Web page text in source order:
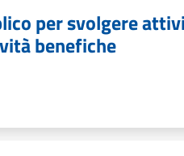
per svolgere
benefiche